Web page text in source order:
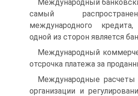
Международный
самый
международного
одной из сторон является
Международный
отсрочка платежа за
Международные
организации и